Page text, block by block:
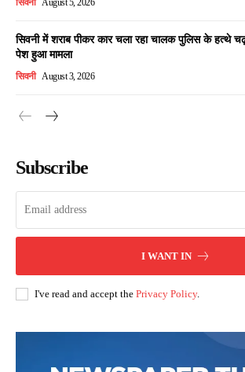
सिवनी August 5, 2026
सिवनी में शराब पीकर कार चला रहा चालक पुलिस के हत्थे
पेश हुआ मामला
सिवनी August 3, 2026
Subscribe
I WANT IN
I've read and accept the Privacy Policy.